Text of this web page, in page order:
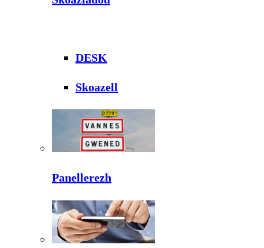
DESK
Skoazell
Panellerezh